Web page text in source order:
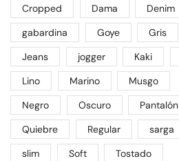
Cropped
Dama
Denim
gabardina
Goye
Gris
Jeans
jogger Kaki
Lino
Marino
Musgo
Negro
Oscuro
Pantalón
Quiebre
Regular
sarga
slim
Soft
Tostado